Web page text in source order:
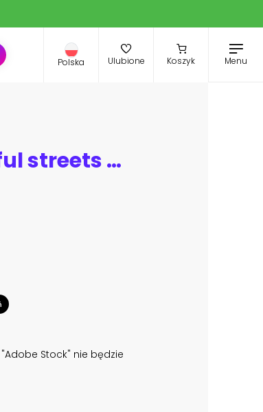
Polska Ulubione Koszyk Menu
Beautiful colorful streets of old colonial town in Los Llanos de Aridane in La Palma Island, Canary Islands, Spain.
Stock" nie będzie